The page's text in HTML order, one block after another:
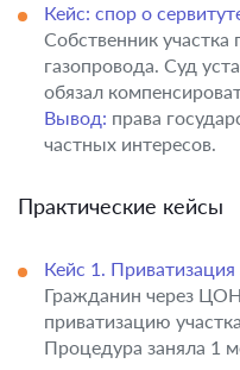
Кейс: спор о
Собственник участка
газопровода. Суд
обязал
Вывод: права
частных интересов.
Практические кейсы
Кейс 1.
Гражданин через
приватизацию
Процедура заняла 1